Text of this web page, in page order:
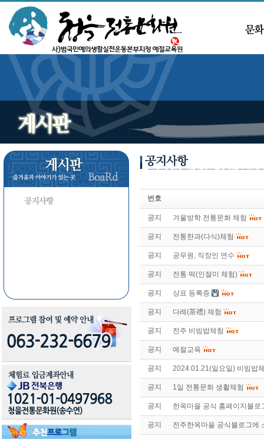
번호
공지 겨울방학 전통문화 체험
공지 전통한과(다식)체험
공지 공무원, 직장인 연수
공지 전통 떡(인절미 체험)
공지 상표 등록증
공지 다례(茶禮) 체험
공지 전주 비빔밥체험
공지 예절교육
공지 2024.01.21(일요일) 비빔밥
공지 1일 전통문화 생활체험
공지 한옥마을 공식 홈페이지블로
공지 전주한옥마을 공식블로그에